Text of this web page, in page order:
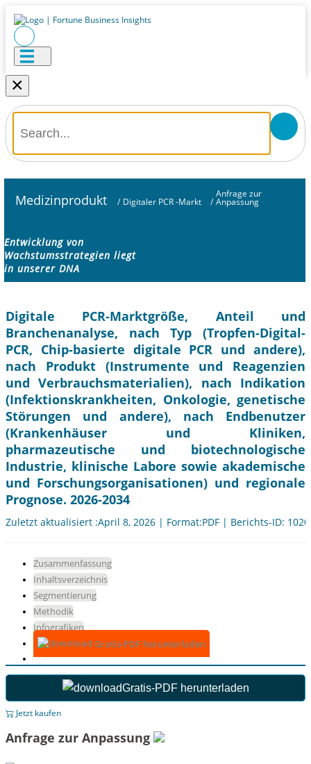
×
Medizinprodukt / Digitaler PCR -Markt /
Anfrage zur
Anpassung
Entwicklung von
Wachstumsstrategien liegt
in unserer DNA
Digitale PCR-Marktgröße, Anteil und
Branchenanalyse, nach Typ (Tropfen-Digital-
PCR, Chip-basierte digitale PCR und andere),
nach Produkt (Instrumente und Reagenzien
und Verbrauchsmaterialien), nach Indikation
(Infektionskrankheiten, Onkologie, genetische
Störungen und andere), nach Endbenutzer
(Krankenhäuser und Kliniken,
pharmazeutische und biotechnologische
Industrie, klinische Labore sowie akademische
und Forschungsorganisationen) und regionale
Prognose. 2026-2034
Zuletzt aktualisiert :April 8, 2026 | Format:PDF | Berichts-ID:
Zusammenfassung
Inhaltsverzeichnis
Segmentierung
Methodik
Infografiken
Gratis-PDF herunterladen
Gratis-PDF herunterladen
Jetzt kaufen
Anfrage zur Anpassung